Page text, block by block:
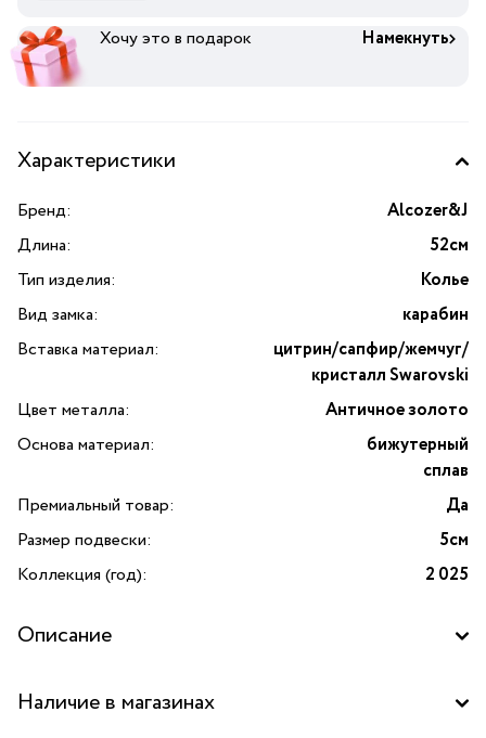
Хочу это в подарок Намекнуть
Характеристики
Бренд:
Alcozer&J
Длина:
52см
Тип изделия:
Колье
Вид замка:
карабин
Вставка материал:
цитрин/сапфир/жемчуг/
кристалл Swarovski
Цвет металла:
Античное золото
Основа материал:
бижутерный
сплав
Премиальный товар:
Да
Размер подвески:
5см
Коллекция (год):
2 025
Описание
от бренда Alcozer&J — настоящим произведением
Наличие в магазинах